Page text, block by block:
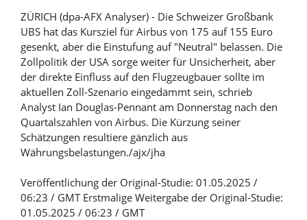
ZÜRICH (dpa-AFX Analyser) - Die Schweizer Großbank
UBS hat das Kursziel für Airbus von 175 auf 155 Euro
gesenkt, aber die Einstufung auf "Neutral" belassen. Die
Zollpolitik der USA sorge weiter für Unsicherheit, aber
der direkte Einfluss auf den Flugzeugbauer sollte im
aktuellen Zoll-Szenario eingedämmt sein, schrieb
Analyst Ian Douglas-Pennant am Donnerstag nach den
Quartalszahlen von Airbus. Die Kürzung seiner
Schätzungen resultiere gänzlich aus
Währungsbelastungen./ajx/jha
Veröffentlichung der Original-Studie: 01.05.2025 /
06:23 / GMT Erstmalige Weitergabe der Original-Studie:
01.05.2025 / 06:23 / GMT